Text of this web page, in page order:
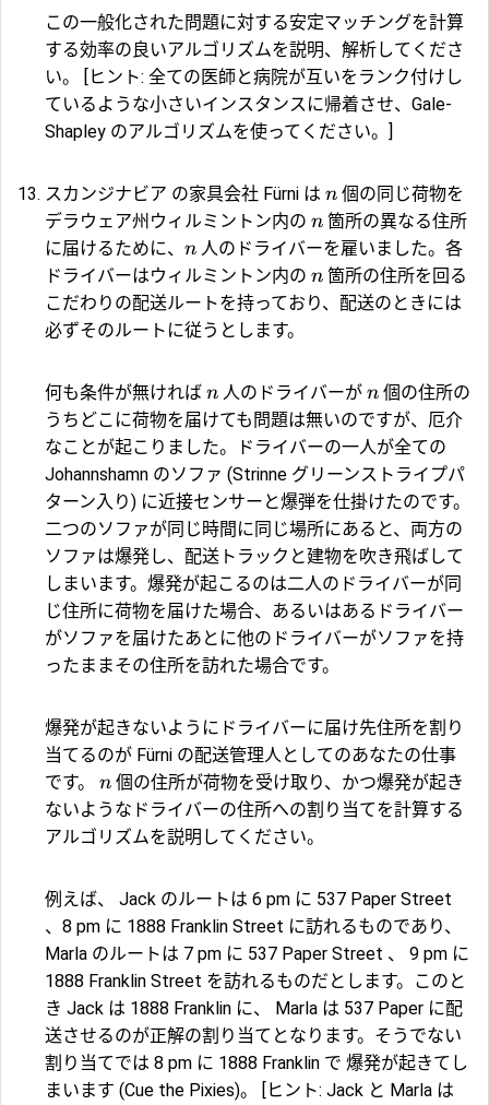
この一般化された問題に対する安定マッチングを計算
する効率の良いアルゴリズムを説明、解析してくださ
い。 [ヒント: 全ての医師と病院が互いをランク付けし
ているような小さいインスタンスに帰着させ、Gale-
Shapley のアルゴリズムを使ってください。]
スカンジナビア の家具会社 Fürni は n 個の同じ荷物を
デラウェア州ウィルミントン内の n 箇所の異なる住所
に届けるために、 n 人のドライバーを雇いました。各
ドライバーはウィルミントン内の n 箇所の住所を回る
こだわりの配送ルートを持っており、配送のときには
必ずそのルートに従うとします。
何も条件が無ければ n 人のドライバーが n 個の住所の
うちどこに荷物を届けても問題は無いのですが、厄介
なことが起こりました。ドライバーの一人が全ての
Johannshamn のソファ (Strinne グリーンストライプパ
ターン入り) に近接センサーと爆弾を仕掛けたのです。
二つのソファが同じ時間に同じ場所にあると、両方の
ソファは爆発し、配送トラックと建物を吹き飛ばして
しまいます。爆発が起こるのは二人のドライバーが同
じ住所に荷物を届けた場合、あるいはあるドライバー
がソファを届けたあとに他のドライバーがソファを持
ったままその住所を訪れた場合です。
爆発が起きないようにドライバーに届け先住所を割り
当てるのが Fürni の配送管理人としてのあなたの仕事
です。 n 個の住所が荷物を受け取り、かつ爆発が起き
ないようなドライバーの住所への割り当てを計算する
アルゴリズムを説明してください。
例えば、 Jack のルートは 6 pm に 537 Paper Street
、8 pm に 1888 Franklin Street に訪れるものであり、
Marla のルートは 7 pm に 537 Paper Street 、 9 pm に
1888 Franklin Street を訪れるものだとします。このと
き Jack は 1888 Franklin に、 Marla は 537 Paper に配
送させるのが正解の割り当てとなります。そうでない
割り当てでは 8 pm に 1888 Franklin で 爆発が起きてし
まいます (Cue the Pixies)。 [ヒント: Jack と Marla は